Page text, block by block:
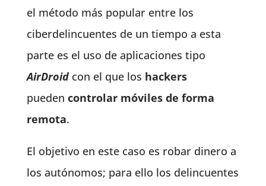
el método más popular entre los
ciberdelincuentes de un tiempo a esta
parte es el uso de aplicaciones tipo
AirDroidcon el que los hackers
pueden controlar móviles de forma
remota.
El objetivo en este caso es robar dinero a
los autónomos; para ello los delincuentes